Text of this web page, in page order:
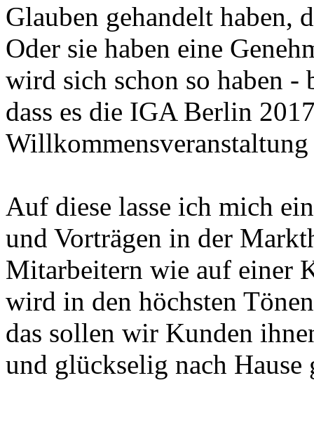
Glauben gehandelt haben,
Oder sie haben eine
wird sich schon so haben -
dass es die IGA Berlin
Auf diese lasse ich mich
und Vorträgen in der
Mitarbeitern wie auf einer
wird in den höchsten
das sollen wir Kunden
und glückselig nach Hause